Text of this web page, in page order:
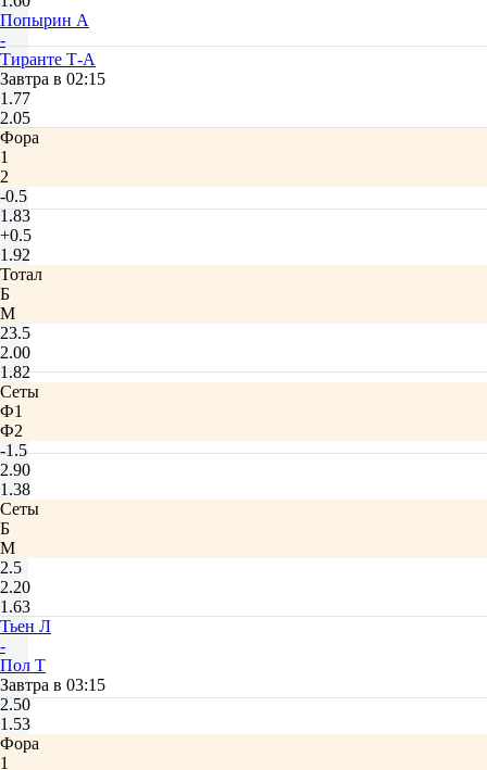
Попырин А
-
Тиранте Т-А
Завтра в 02:15
1.77
2.05
Фора
1
2
-0.5
1.83
+0.5
1.92
Тотал
Б
М
23.5
2.00
1.82
Сеты
Ф1
Ф2
-1.5
2.90
1.38
Сеты
Б
М
2.5
2.20
1.63
Тьен Л
-
Пол Т
Завтра в 03:15
2.50
1.53
Фора
1